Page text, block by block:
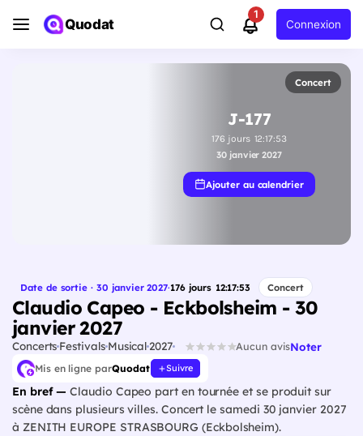
Quodat
1
Connexion
Concert
J-177
176 jours 12:17:52
30 janvier 2027
Ajouter au calendrier
Date de sortie · 30 janvier 2027·176jours 12:17:52 Concert
Claudio Capeo - Eckbolsheim - 30
janvier 2027
Concerts FestivalsMusical 2027 Aucun avisNoter
Mis en ligne parQuodat Suivre
En bref — Claudio Capeo part en tournée et se produit sur
scène dans plusieurs villes. Concert le samedi 30 janvier 2027
à ZENITH EUROPE STRASBOURG (Eckbolsheim).